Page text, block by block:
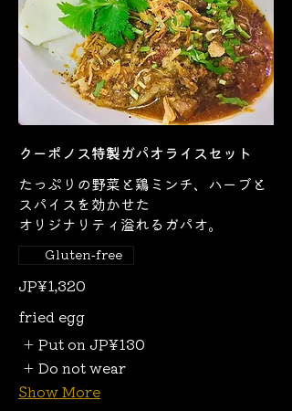
クーポノス特製ガパオライスセット
たっぷりの野菜と鶏ミンチ、ハーブと
スパイスを効かせた
オリジナリティ溢れるガパオ。
JP¥1,320
Gluten-free
fried egg
Put on JP¥130
Do not wear
Show More